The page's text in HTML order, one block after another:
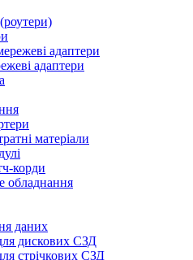
адаптери
адаптери
матеріали
корди
обладнання
даних
дискових СЗД
стрічкових СЗД